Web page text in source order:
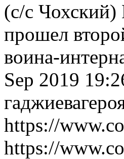
(с/с Чохский)
прошел
воина-
Sep 2019
гаджиева
https://
https://